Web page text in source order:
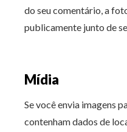
do seu comentário, a
publicamente junto de
Mídia
Se você envia imagens
contenham dados de